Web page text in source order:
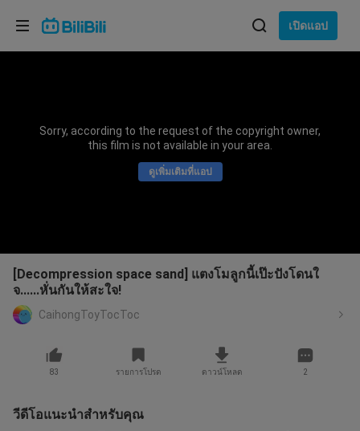
เปิดแอป
Sorry, according to the request of the copyright owner,
this film is not available in your area.
ดูเพิ่มเติมที่แอป
[Decompression space sand] แตงโมลูกนี้เป๊ะปังโดนใ
จ......หั่นกันให้สะใจ!
CaihongToyTocToc
83 รายการโปรด ดาวน์โหลด 2
วีดีโอแนะนำสำหรับคุณ
เลือกภาษา